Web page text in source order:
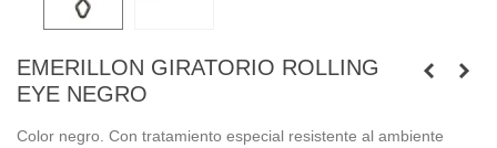
EMERILLON GIRATORIO ROLLING
EYE NEGRO
Color negro. Con tratamiento especial resistente al ambiente